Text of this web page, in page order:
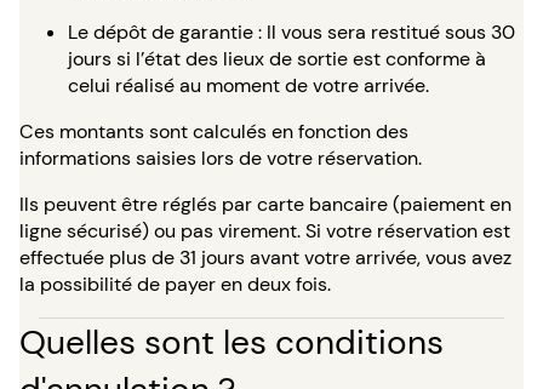
Le dépôt de garantie : Il vous sera restitué sous 30
jours si l’état des lieux de sortie est conforme à
celui réalisé au moment de votre arrivée.
Ces montants sont calculés en fonction des
informations saisies lors de votre réservation.
Ils peuvent être réglés par carte bancaire (paiement en
ligne sécurisé) ou pas virement. Si votre réservation est
effectuée plus de 31 jours avant votre arrivée, vous avez
la possibilité de payer en deux fois.
Quelles sont les conditions